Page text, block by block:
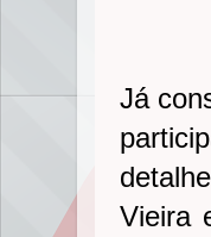
Já
Vieira